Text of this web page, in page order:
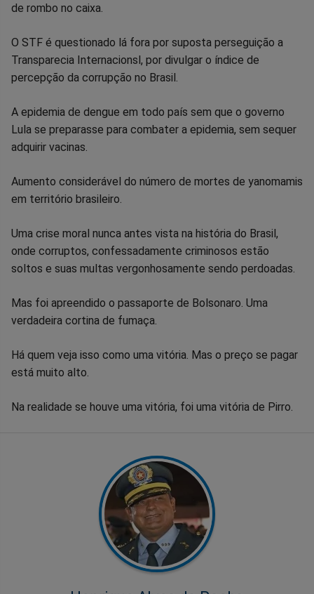
de rombo no caixa.
O STF é questionado lá fora por suposta perseguição a
Transparecia Internacionsl, por divulgar o índice de
percepção da corrupção no Brasil.
A epidemia de dengue em todo país sem que o governo
Lula se preparasse para combater a epidemia, sem sequer
adquirir vacinas.
Aumento considerável do número de mortes de yanomamis
em território brasileiro.
Uma crise moral nunca antes vista na história do Brasil,
onde corruptos, confessadamente criminosos estão
soltos e suas multas vergonhosamente sendo perdoadas.
Mas foi apreendido o passaporte de Bolsonaro. Uma
verdadeira cortina de fumaça.
Há quem veja isso como uma vitória. Mas o preço se pagar
está muito alto.
Na realidade se houve uma vitória, foi uma vitória de Pirro.